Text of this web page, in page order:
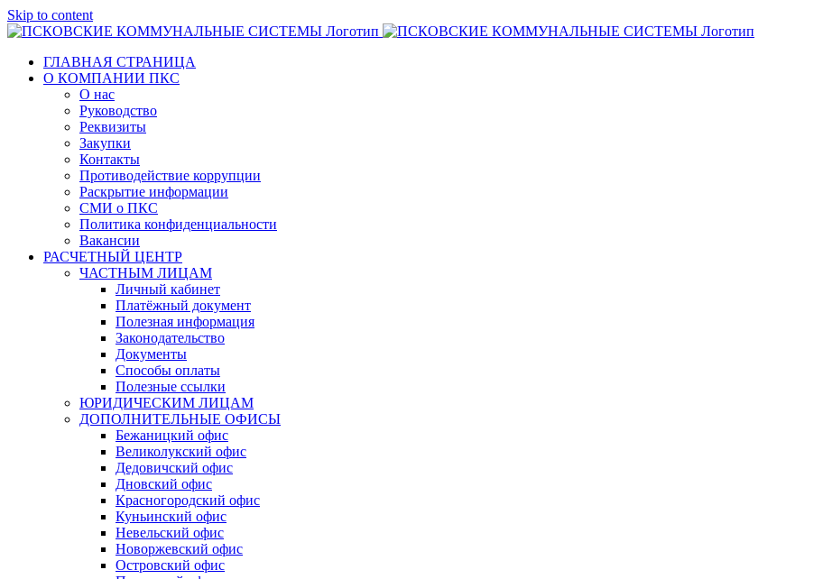
Skip to content
ГЛАВНАЯ СТРАНИЦА
О КОМПАНИИ ПКС
О нас
Руководство
Реквизиты
Закупки
Контакты
Противодействие коррупции
Раскрытие информации
СМИ о ПКС
Политика конфиденциальности
Вакансии
РАСЧЕТНЫЙ ЦЕНТР
ЧАСТНЫМ ЛИЦАМ
Личный кабинет
Платёжный документ
Полезная информация
Законодательство
Документы
Способы оплаты
Полезные ссылки
ЮРИДИЧЕСКИМ ЛИЦАМ
ДОПОЛНИТЕЛЬНЫЕ ОФИСЫ
Бежаницкий офис
Великолукский офис
Дедовичский офис
Дновский офис
Красногородский офис
Куньинский офис
Невельский офис
Новоржевский офис
Островский офис